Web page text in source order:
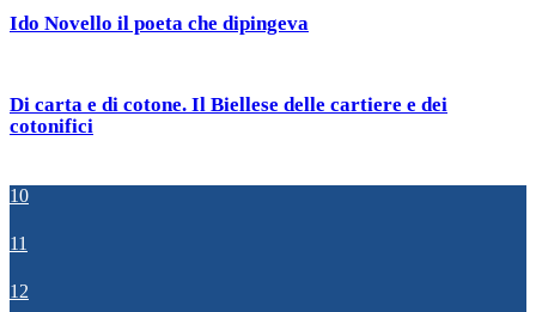
Ido Novello il poeta che dipingeva
Di carta e di cotone. Il Biellese delle cartiere e dei
cotonifici
10
11
12